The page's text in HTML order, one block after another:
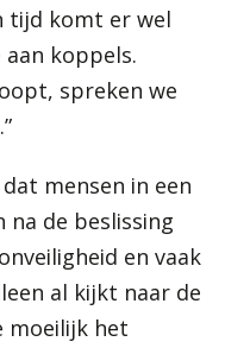
tijd komt er wel
koppels.
spreken we
dat mensen in een
de beslissing
en vaak
al kijkt naar de
moeilijk het